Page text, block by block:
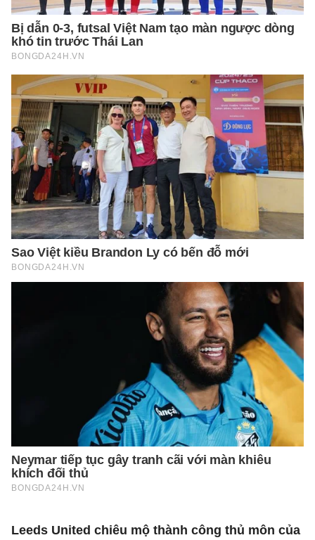
Leeds United chiêu mộ thành công thủ môn của